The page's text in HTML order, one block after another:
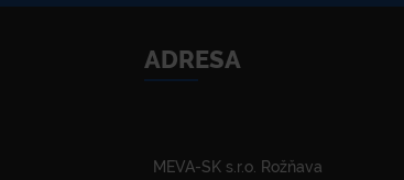
ADRESA
MEVA-SK s.r.o. Rožňava